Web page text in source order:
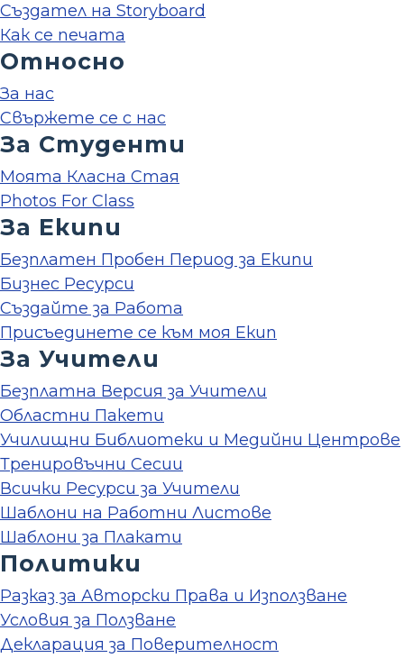
Създател на Storyboard
Как се печата
Относно
За нас
Свържете се с нас
За Студенти
Моята Класна Стая
Photos For Class
За Екипи
Безплатен Пробен Период за Екипи
Бизнес Ресурси
Създайте за Работа
Присъединете се към моя Екип
За Учители
Безплатна Версия за Учители
Областни Пакети
Училищни Библиотеки и Медийни Центрове
Тренировъчни Сесии
Всички Ресурси за Учители
Шаблони на Работни Листове
Шаблони за Плакати
Политики
Разказ за Авторски Права и Използване
Условия за Ползване
Декларация за Поверителност